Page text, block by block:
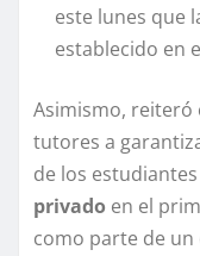
este lunes que
establecido en
Asimismo, reiteró
tutores a
de los
privado en el
como parte de